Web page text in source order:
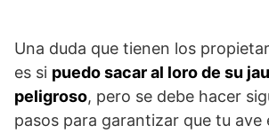
Una duda que tienen los
es si puedo sacar al loro de su
peligroso, pero se debe hacer
pasos para garantizar que tu ave